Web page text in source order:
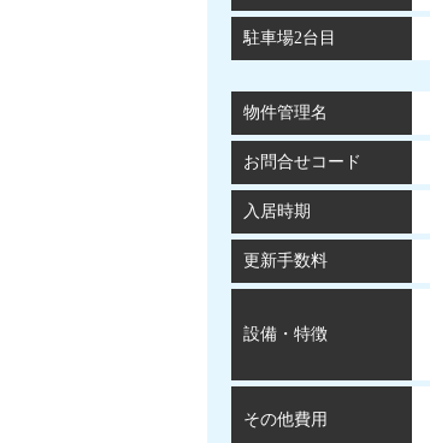
駐車場2台目
物件管理名
お問合せコード
入居時期
更新手数料
設備・特徴
その他費用